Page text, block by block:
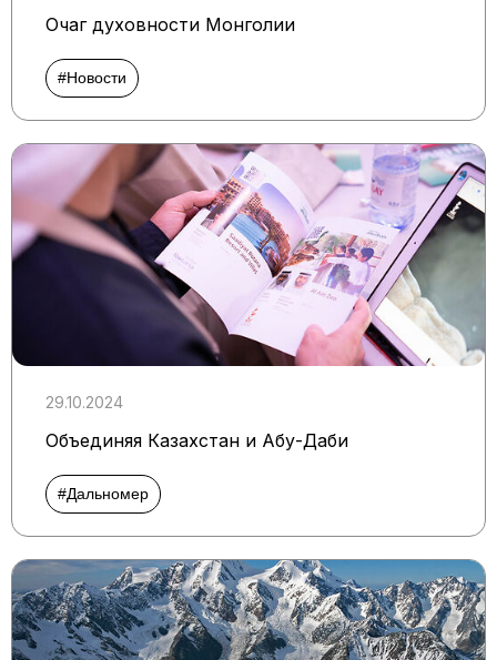
Очаг духовности Монголии
#Новости
29.10.2024
Объединяя Казахстан и Абу-Даби
#Дальномер